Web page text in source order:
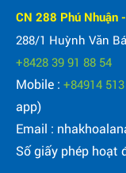
CN 288 Phú Nhuận
288/1 Huỳnh Văn
+8428 39 91 88 54
Mobile : +84914
app)
Email :
Số giấy phép hoạt